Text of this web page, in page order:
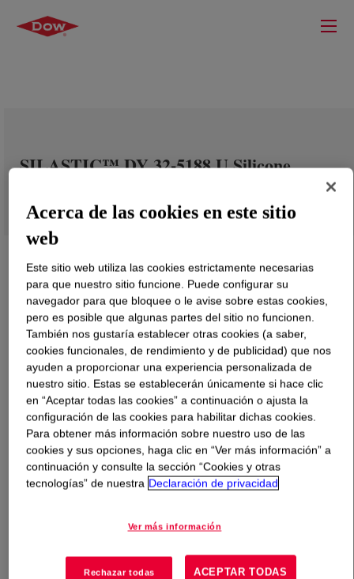
SILASTIC™ DY 32-5188 U Silicone
Qué esSILASTIC™ DY 32-5188 U Silicone Rubber
A general-purpose silicone rubber product suitable for die
molding and extrusion molding. It can also be used for a
wide range of applications such as tubing.
Acerca de las cookies en este sitio
web
Este sitio web utiliza las cookies estrictamente necesarias
para que nuestro sitio funcione. Puede configurar su
navegador para que bloquee o le avise sobre estas cookies,
pero es posible que algunas partes del sitio no funcionen.
También nos gustaría establecer otras cookies (a saber,
cookies funcionales, de rendimiento y de publicidad) que nos
ayuden a proporcionar una experiencia personalizada de
nuestro sitio. Estas se establecerán únicamente si hace clic
en “Aceptar todas las cookies” a continuación o ajusta la
configuración de las cookies para habilitar dichas cookies.
Para obtener más información sobre nuestro uso de las
cookies y sus opciones, haga clic en “Ver más información” a
continuación y consulte la sección “Cookies y otras
tecnologías” de nuestra Declaración de privacidad
Ver más información
Rechazar todas ACEPTAR TODAS